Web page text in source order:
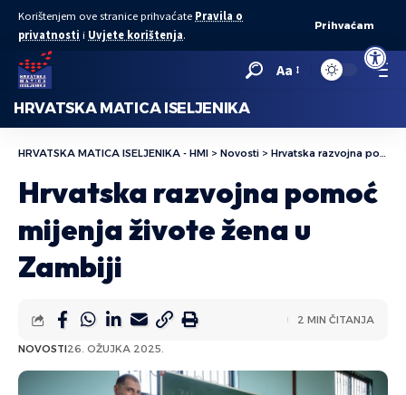
Open
Korištenjem ove stranice prihvaćate Pravila o
privatnosti i Uvjete korištenja.
Prihvaćam
Aa
HRVATSKA MATICA ISELJENIKA
HRVATSKA MATICA ISELJENIKA - HMI > Novosti > Hrvatska razvojna pomoć mijenja živote žena u Zambiji
Hrvatska razvojna pomoć
mijenja živote žena u
Zambiji
NOVOSTI26. OŽUJKA 2025.
2 MIN ČITANJA